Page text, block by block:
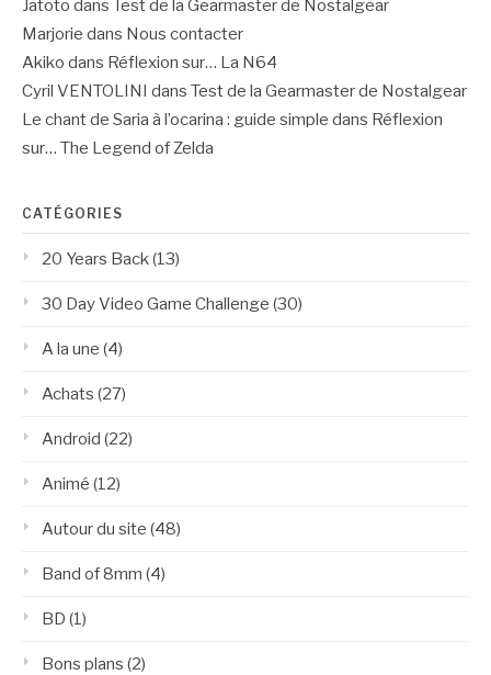
Jatoto dans Test de la Gearmaster de Nostalgear
Marjorie dans Nous contacter
Akiko dans Réflexion sur… La N64
Cyril VENTOLINI dans Test de la Gearmaster de Nostalgear
Le chant de Saria à l’ocarina : guide simple dans Réflexion
sur… The Legend of Zelda
CATÉGORIES
20 Years Back(13)
30 Day Video Game Challenge (30)
A la une (4)
Achats (27)
Android (22)
Animé (12)
Autour du site (48)
Band of 8mm (4)
BD (1)
Bons plans (2)